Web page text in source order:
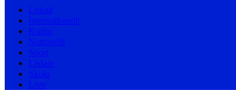
Lokalt
Internationellt
Kultur
Nationellt
Sport
Ledare
Skola
Live